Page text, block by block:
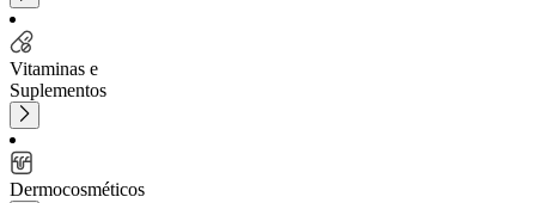
Vitaminas e
Suplementos
Dermocosméticos